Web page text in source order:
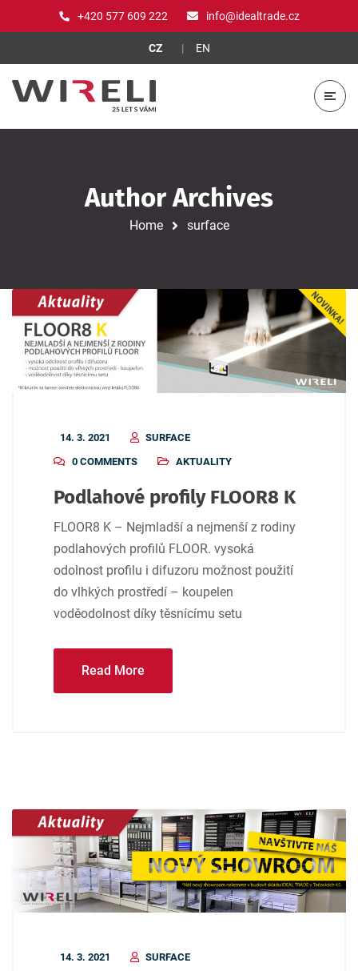
+420 577 609 222 info@idealtrade.cz
CZ EN
Author Archives
Home surface
14. 3. 2021
SURFACE
0 COMMENTS
AKTUALITY
Podlahové profily FLOOR8 K
FLOOR8 K – Nejmladší a nejmenší z rodiny
podlahových profilů FLOOR. vysoká
odolnost profilu i difuzoru možnost použití
do vlhkých prostředí – koupelen
voděodolnost díky těsnícímu setu
Read More
14. 3. 2021
SURFACE